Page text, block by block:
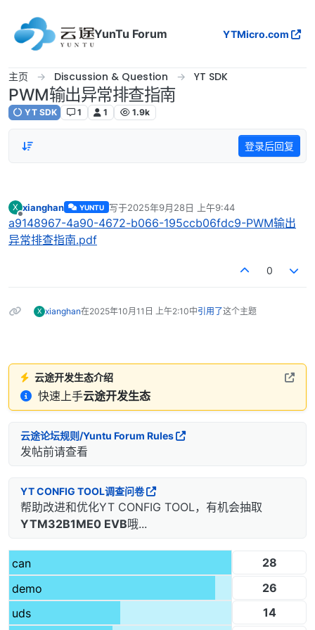
YunTu Forum
YTMicro.com
主页 Discussion & Question YT SDK
PWM输出异常排查指南
YT SDK 1 1 1.9k
登录后回复
X
离线
xianghan YUNTU 写于2025年9月28日 上午9:44
最后由 编辑
a9148967-4a90-4672-b066-195ccb06fdc9-PWM输出
异常排查指南.pdf
0
X xianghan在2025年10月11日 上午2:10中引用了这个主题
云途开发生态介绍
快速上手云途开发生态
云途论坛规则/Yuntu Forum Rules
发帖前请查看
YT CONFIG TOOL调查问卷
帮助改进和优化YT CONFIG TOOL，有机会抽取
YTM32B1ME0 EVB哦...
can
28
demo
26
uds
14